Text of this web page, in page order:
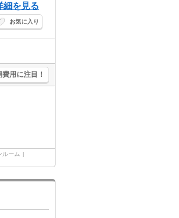
細を見る
お気に入り
費用に注目！
ルーム